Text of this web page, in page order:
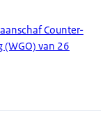
Counter-
(WGO) van 26